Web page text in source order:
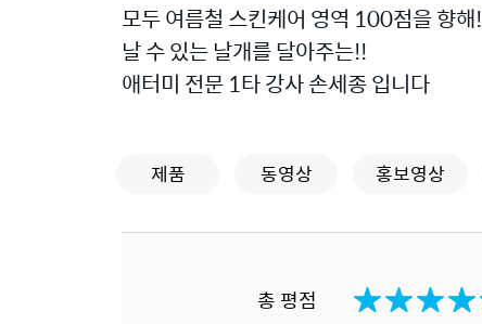
모두 여름철 스킨케어 영역 100점을 향해!
날 수 있는 날개를 달아주는!!
애터미 전문 1타 강사 손세종 입니다
제품 동영상 홍보영상
총 평점